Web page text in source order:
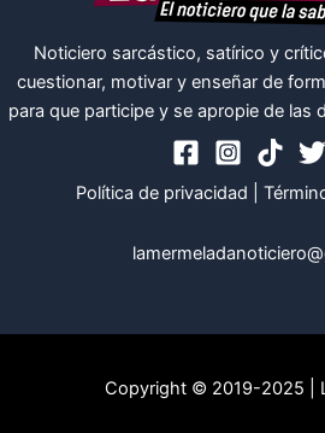
Noticiero sarcástico, satírico y
cuestionar, motivar y enseñar de
para que participe y se apropie de las
Política de privacidad
Copyright © 2019-2025 |